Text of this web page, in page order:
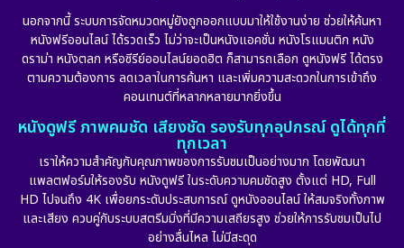
Drama ดราม่า (898)
Dystopian (17)
Emotional (101)
Epic มหากาพย์ (17)
Erotic (10)
นอกจากนี้ ระบบการจัดหมวดหมู่ยังถูกออกแบบมาให้ใช้งานง่าย ช่วยให้ค้นหา
หนังฟรีออนไลน์ ได้รวดเร็ว ไม่ว่าจะเป็นหนังแอคชั่น หนังโรแมนติก หนัง
ดราม่า หนังตลก หรือซีรีย์ออนไลน์ยอดฮิต ก็สามารถเลือก ดูหนังฟรี ได้ตรง
ตามความต้องการ ลดเวลาในการค้นหา และเพิ่มความสะดวกในการเข้าถึง
คอนเทนต์ที่หลากหลายมากยิ่งขึ้น
หนังดูฟรี ภาพคมชัด เสียงชัด รองรับทุกอุปกรณ์ ดูได้ทุกที่
ทุกเวลา
เราให้ความสำคัญกับคุณภาพของการรับชมเป็นอย่างมาก โดยพัฒนา
แพลตฟอร์มให้รองรับ หนังดูฟรี ในระดับความคมชัดสูง ตั้งแต่ HD, Full
HD ไปจนถึง 4K เพื่อยกระดับประสบการณ์ ดูหนังออนไลน์ ให้สมจริงทั้งภาพ
และเสียง ควบคู่กับระบบสตรีมมิ่งที่มีความเสถียรสูง ช่วยให้การรับชมเป็นไป
อย่างลื่นไหล ไม่มีสะดุด